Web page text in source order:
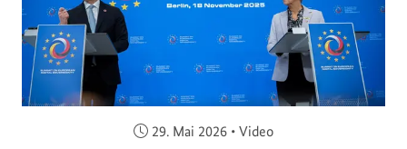
Veröffentlicht am:
29. Mai 2026 • Video